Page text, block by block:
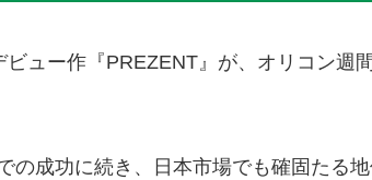
ュー作『PREZENT』が、オリコン週
の成功に続き、日本市場でも確固たる地